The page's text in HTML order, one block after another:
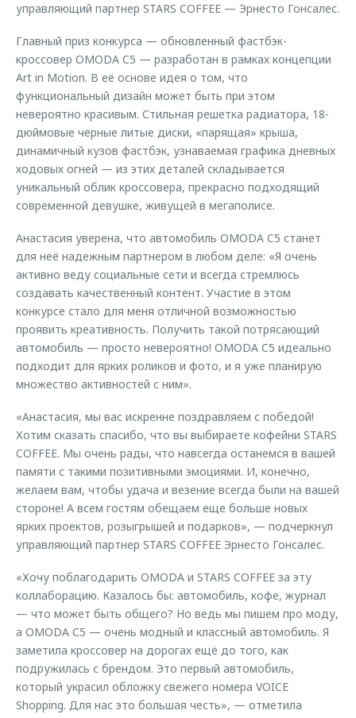
управляющий партнер STARS COFFEE — Эрнесто Гонсалес.
Главный приз конкурса — обновленный фастбэк-
кроссовер OMODA C5 — разработан в рамках концепции
Art in Motion. В её основе идея о том, что
функциональный дизайн может быть при этом
невероятно красивым. Стильная решетка радиатора, 18-
дюймовые черные литые диски, «парящая» крыша,
динамичный кузов фастбэк, узнаваемая графика дневных
ходовых огней — из этих деталей складывается
уникальный облик кроссовера, прекрасно подходящий
современной девушке, живущей в мегаполисе.
Анастасия уверена, что автомобиль OMODA C5 станет
для неё надежным партнером в любом деле: «Я очень
активно веду социальные сети и всегда стремлюсь
создавать качественный контент. Участие в этом
конкурсе стало для меня отличной возможностью
проявить креативность. Получить такой потрясающий
автомобиль — просто невероятно! OMODA C5 идеально
подходит для ярких роликов и фото, и я уже планирую
множество активностей с ним».
«Анастасия, мы вас искренне поздравляем с победой!
Хотим сказать спасибо, что вы выбираете кофейни STARS
COFFEE. Мы очень рады, что навсегда останемся в вашей
памяти с такими позитивными эмоциями. И, конечно,
желаем вам, чтобы удача и везение всегда были на вашей
стороне! А всем гостям обещаем еще больше новых
ярких проектов, розыгрышей и подарков», — подчеркнул
управляющий партнер STARS COFFEE Эрнесто Гонсалес.
«Хочу поблагодарить OMODA и STARS COFFEE за эту
коллаборацию. Казалось бы: автомобиль, кофе, журнал
— что может быть общего? Но ведь мы пишем про моду,
а OMODA С5 — очень модный и классный автомобиль. Я
заметила кроссовер на дорогах ещё до того, как
подружилась с брендом. Это первый автомобиль,
который украсил обложку свежего номера VOICE
Shopping. Для нас это большая честь», — отметила